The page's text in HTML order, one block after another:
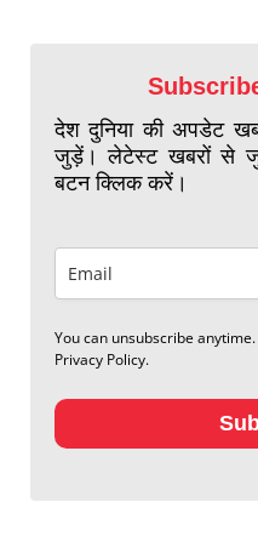
देश दुनिया की अपडेट
जुड़ें। लेटेस्ट खबरों से
बटन क्लिक करें।
You can unsubscribe
Privacy Policy.